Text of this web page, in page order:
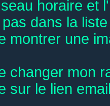
horaire et
dans la
montrer une
changer mon
sur le lien